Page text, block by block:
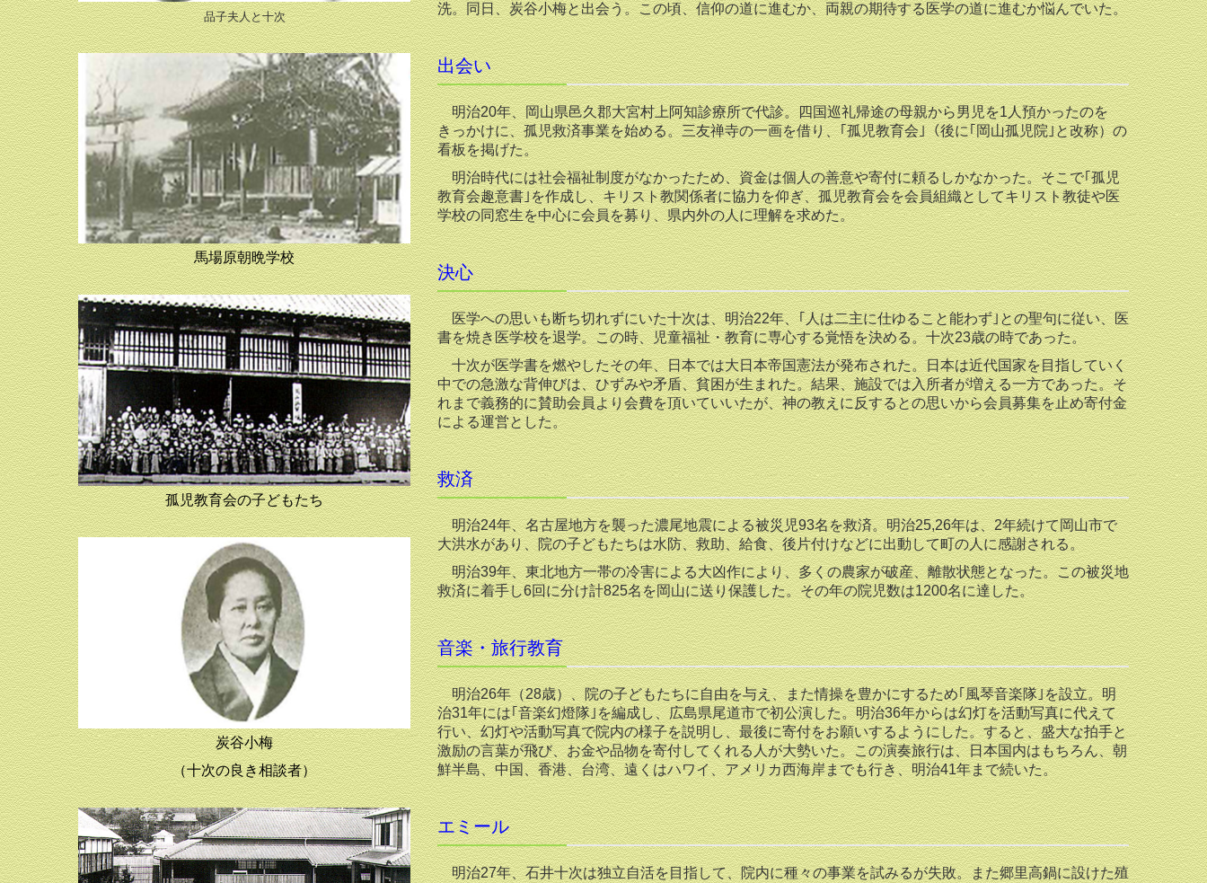
品子夫人と十次
馬場原朝晩学校
孤児教育会の子どもたち
炭谷小梅
（十次の良き相談者）
洗。同日、炭谷小梅と出会う。この頃、信仰の道に進むか、両親の期待する医学の道に進むか悩んでいた。
出会い
明治20年、岡山県邑久郡大宮村上阿知診療所で代診。四国巡礼帰途の母親から男児を1人預かったのを
きっかけに、孤児救済事業を始める。三友禅寺の一画を借り、｢孤児教育会｣（後に｢岡山孤児院｣と改称）の
看板を掲げた。
明治時代には社会福祉制度がなかったため、資金は個人の善意や寄付に頼るしかなかった。そこで｢孤児
教育会趣意書｣を作成し、キリスト教関係者に協力を仰ぎ、孤児教育会を会員組織としてキリスト教徒や医
学校の同窓生を中心に会員を募り、県内外の人に理解を求めた。
決心
医学への思いも断ち切れずにいた十次は、明治22年、｢人は二主に仕ゆること能わず｣との聖句に従い、医
書を焼き医学校を退学。この時、児童福祉・教育に専心する覚悟を決める。十次23歳の時であった。
十次が医学書を燃やしたその年、日本では大日本帝国憲法が発布された。日本は近代国家を目指していく
中での急激な背伸びは、ひずみや矛盾、貧困が生まれた。結果、施設では入所者が増える一方であった。そ
れまで義務的に賛助会員より会費を頂いていいたが、神の教えに反するとの思いから会員募集を止め寄付金
による運営とした。
救済
明治24年、名古屋地方を襲った濃尾地震による被災児93名を救済。明治25,26年は、2年続けて岡山市で
大洪水があり、院の子どもたちは水防、救助、給食、後片付けなどに出動して町の人に感謝される。
明治39年、東北地方一帯の冷害による大凶作により、多くの農家が破産、離散状態となった。この被災地
救済に着手し6回に分け計825名を岡山に送り保護した。その年の院児数は1200名に達した。
音楽・旅行教育
明治26年（28歳）、院の子どもたちに自由を与え、また情操を豊かにするため｢風琴音楽隊｣を設立。明
治31年には｢音楽幻燈隊｣を編成し、広島県尾道市で初公演した。明治36年からは幻灯を活動写真に代えて
行い、幻灯や活動写真で院内の様子を説明し、最後に寄付をお願いするようにした。すると、盛大な拍手と
激励の言葉が飛び、お金や品物を寄付してくれる人が大勢いた。この演奏旅行は、日本国内はもちろん、朝
鮮半島、中国、香港、台湾、遠くはハワイ、アメリカ西海岸までも行き、明治41年まで続いた。
エミール
明治27年、石井十次は独立自活を目指して、院内に種々の事業を試みるが失敗。また郷里高鍋に設けた殖